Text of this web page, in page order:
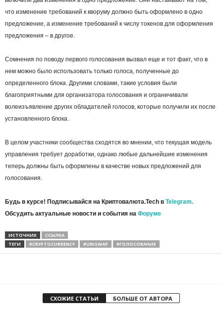
что изменение требований к кворуму должно быть оформлено в одно
предложение, а изменение требований к числу токенов для оформления
предложения – в другое.
Сомнения по поводу первого голосования вызвал еще и тот факт, что в
нем можно было использовать только голоса, полученные до
определенного блока. Другими словами, такие условия были
благоприятными для организатора голосования и ограничивали
волеизъявление других обладателей голосов, которые получили их после
установленного блока.
В целом участники сообщества сходятся во мнении, что текущая модель
управления требует доработки, однако любые дальнейшие изменения
теперь должны быть оформлены в качестве новых предложений для
голосования.
Будь в курсе! Подписывайся на Криптовалюта.Tech в Telegram.
Обсудить актуальные новости и события на Форуме
ИСТОЧНИК
ССЫЛКА
ТЕГИ
#CRYPTOCURRENCY #UNISWAP #ГОЛОСОВАНИЕ
СХОЖИЕ СТАТЬИ БОЛЬШЕ ОТ АВТОРА